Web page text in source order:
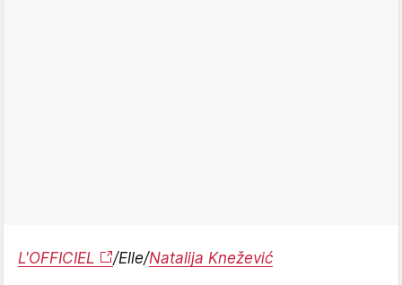
L'OFFICIEL /Elle/Natalija Knežević